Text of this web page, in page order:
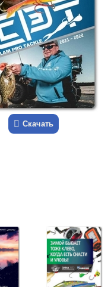
Скачать